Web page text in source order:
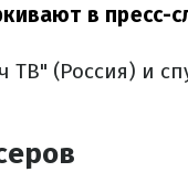
в пресс-
ТВ" (Россия) и